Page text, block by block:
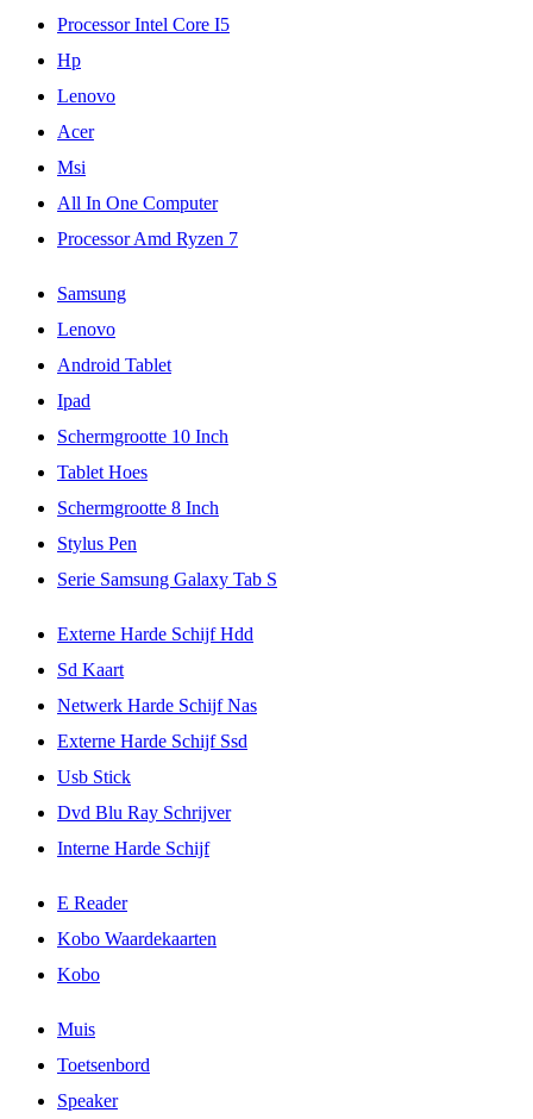
Processor Intel Core I5
Hp
Lenovo
Acer
Msi
All In One Computer
Processor Amd Ryzen 7
Samsung
Lenovo
Android Tablet
Ipad
Schermgrootte 10 Inch
Tablet Hoes
Schermgrootte 8 Inch
Stylus Pen
Serie Samsung Galaxy Tab S
Externe Harde Schijf Hdd
Sd Kaart
Netwerk Harde Schijf Nas
Externe Harde Schijf Ssd
Usb Stick
Dvd Blu Ray Schrijver
Interne Harde Schijf
E Reader
Kobo Waardekaarten
Kobo
Muis
Toetsenbord
Speaker